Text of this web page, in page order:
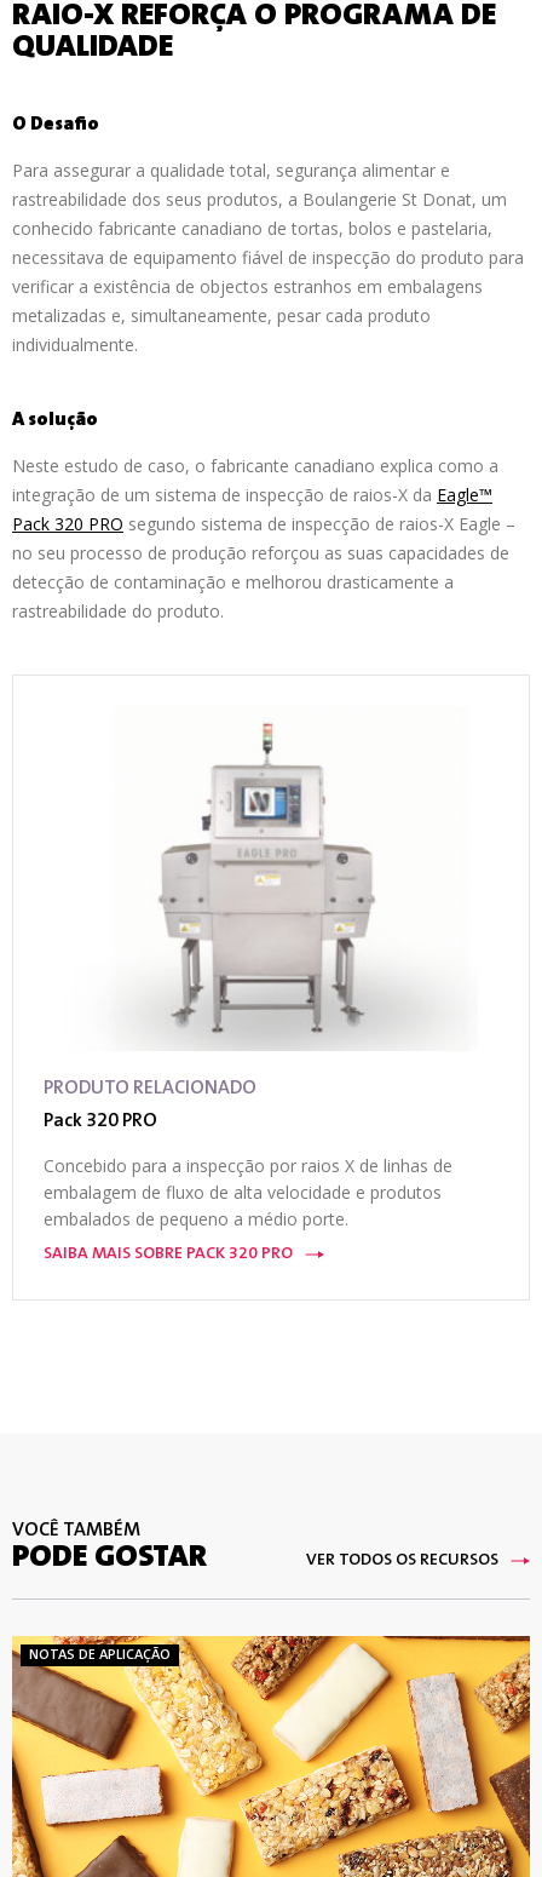
RAIO-X REFORÇA O PROGRAMA DE
QUALIDADE
O Desafio
Para assegurar a qualidade total, segurança alimentar e
rastreabilidade dos seus produtos, a Boulangerie St Donat, um
conhecido fabricante canadiano de tortas, bolos e pastelaria,
necessitava de equipamento fiável de inspecção do produto para
verificar a existência de objectos estranhos em embalagens
metalizadas e, simultaneamente, pesar cada produto
individualmente.
A solução
Neste estudo de caso, o fabricante canadiano explica como a
integração de um sistema de inspecção de raios-X da Eagle™
Pack 320 PRO segundo sistema de inspecção de raios-X Eagle –
no seu processo de produção reforçou as suas capacidades de
detecção de contaminação e melhorou drasticamente a
rastreabilidade do produto.
PRODUTO RELACIONADO
Pack 320 PRO
Concebido para a inspecção por raios X de linhas de
embalagem de fluxo de alta velocidade e produtos
embalados de pequeno a médio porte.
SAIBA MAIS SOBRE PACK 320 PRO
VOCÊ TAMBÉM
PODE GOSTAR VER TODOS OS RECURSOS
NOTAS DE APLICAÇÃO